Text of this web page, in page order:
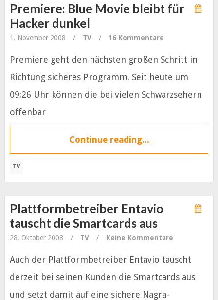
Premiere: Blue Movie bleibt für
Hacker dunkel
1. November 2008 / TV / 16 Kommentare
Premiere geht den nächsten großen Schritt in
Richtung sicheres Programm. Seit heute um
09:26 Uhr können die bei vielen Schwarzsehern
offenbar
Continue reading...
TV
Plattformbetreiber Entavio
tauscht die Smartcards aus
28. Oktober 2008 / TV / Keine Kommentare
Auch der Plattformbetreiber Entavio tauscht
derzeit bei seinen Kunden die Smartcards aus
und setzt damit auf eine sichere Nagra-